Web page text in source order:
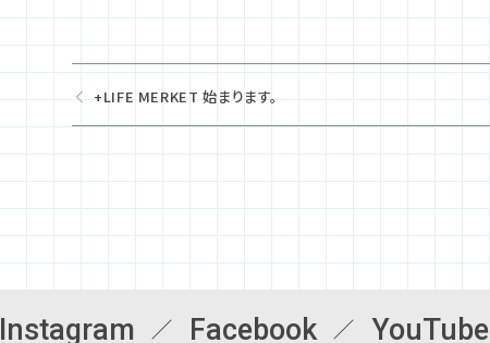
+LIFE MERKET 始まります。
Instagram Facebook YouTube